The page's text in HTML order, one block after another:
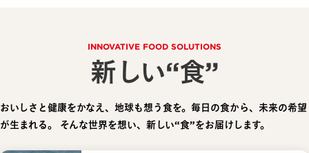
INNOVATIVE FOOD SOLUTIONS
新しい“食”
おいしさと健康をかなえ、地球も想う食を。毎日の食から、未来の希望
が生まれる。
そんな世界を想い、新しい“食”をお届けします。